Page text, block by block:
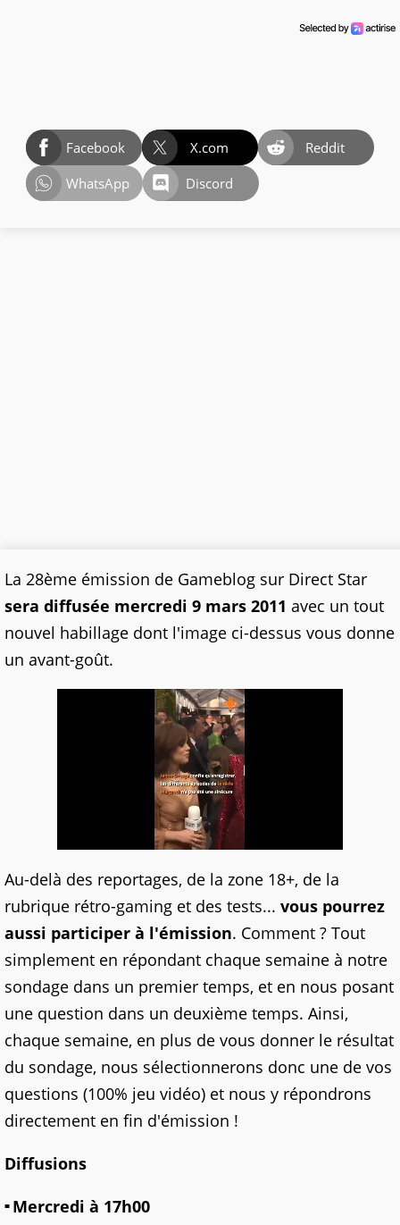
Facebook X.com
Reddit
WhatsApp
Discord
La 28ème émission de Gameblog sur Direct Star
sera diffusée mercredi 9 mars 2011 avec un tout
nouvel habillage dont l'image ci-dessus vous donne
un avant-goût.
Au-delà des reportages, de la zone 18+, de la
rubrique rétro-gaming et des tests... vous pourrez
aussi participer à l'émission. Comment ? Tout
simplement en répondant chaque semaine à notre
sondage dans un premier temps, et en nous posant
une question dans un deuxième temps. Ainsi,
chaque semaine, en plus de vous donner le résultat
du sondage, nous sélectionnerons donc une de vos
questions (100% jeu vidéo) et nous y répondrons
directement en fin d'émission !
Diffusions
Mercredi à 17h00